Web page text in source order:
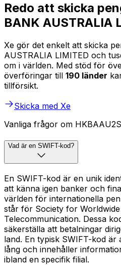
Redo att skicka
BANK AUSTRALIA
Xe gör det enkelt att skicka
AUSTRALIA LIMITED och
om i världen. Med stöd för
överföringar till 190 länder
tillförsikt.
Skicka med Xe
Vanliga frågor om
Vad är en SWIFT-kod?
En SWIFT-kod är en unik
att känna igen banker och
världen för internationella
står för Society for
Telecommunication. Dessa
säkerställa att betalningar
land. En typisk SWIFT-kod är
lång och innehåller
ibland en specifik filial.